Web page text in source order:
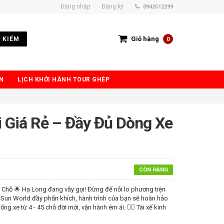
Đăng nhập Đăng ký 0942512299
Giỏ hàng 0
LỊCH KHỞI HÀNH TOUR GHÉP
Rẻ – Đầy Đủ Dòng Xe
CÒN HÀNG
🌟 Hạ Long đang vẫy gọi! Đừng để nỗi lo phương tiện
World đầy phấn khích, hành trình của bạn sẽ hoàn hảo
xe từ 4 - 45 chỗ đời mới, vận hành êm ái. 👨‍✈️ Tài xế kinh